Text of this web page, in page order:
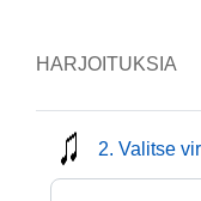
HARJOITUKSIA
2. Valitse